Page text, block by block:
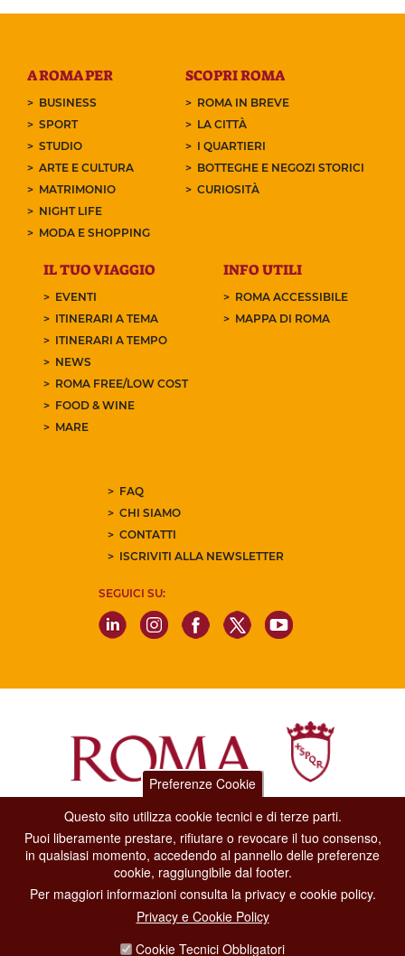
A ROMA PER
BUSINESS
SPORT
STUDIO
ARTE E CULTURA
MATRIMONIO
NIGHT LIFE
MODA E SHOPPING
SCOPRI ROMA
ROMA IN BREVE
LA CITTÀ
I QUARTIERI
BOTTEGHE E NEGOZI STORICI
CURIOSITÀ
IL TUO VIAGGIO
EVENTI
ITINERARI A TEMA
ITINERARI A TEMPO
NEWS
ROMA FREE/LOW COST
FOOD & WINE
MARE
INFO UTILI
ROMA ACCESSIBILE
MAPPA DI ROMA
FAQ
CHI SIAMO
CONTATTI
ISCRIVITI ALLA NEWSLETTER
SEGUICI SU:
Dipartimento Grandi Eventi, Sport, Turismo e Moda.
Via di San Basilio, 51
00187 Roma
CONTACT CENTER TEL. 06 06 08
CONTATTA LA REDAZIONE
Preferenze Cookie
Questo sito utilizza cookie tecnici e di terze parti.
Puoi liberamente prestare, rifiutare o revocare il tuo consenso,
in qualsiasi momento, accedendo al pannello delle preferenze
cookie, raggiungibile dal footer.
Per maggiori informazioni consulta la privacy e cookie policy.
Privacy e Cookie Policy
Cookie Tecnici Obbligatori